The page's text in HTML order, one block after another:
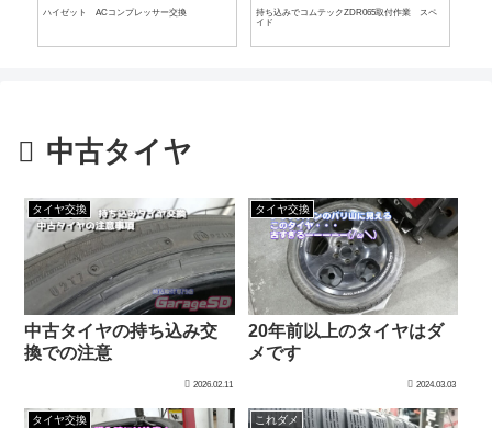
デリカ ルーフキャリア取り付け エルグラ サイドパネル交換
中古タイヤ
タイヤ交換
中古タイヤの持ち込み交
換での注意
2026.02.11
タイヤ交換
20年前以上のタイヤはダ
メです
2024.03.03
タイヤ交換 これダメ